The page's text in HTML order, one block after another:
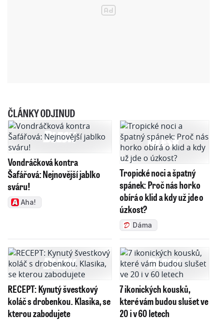
ČLÁNKY ODJINUD
Vondráčková kontra
Šafářová: Nejnovější jablko
sváru!
Aha!
Tropické noci a špatný
spánek: Proč nás horko
obírá o klid a kdy už jde o
úzkost?
Dáma
RECEPT: Kynutý švestkový
koláč s drobenkou. Klasika, se
kterou zabodujete
7 ikonických kousků,
které vám budou slušet ve
20 i v 60 letech